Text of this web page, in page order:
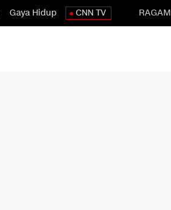
Gaya Hidup CNN TV RAGAM